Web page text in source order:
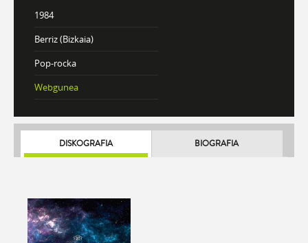
1984
Berriz (Bizkaia)
Pop-rocka
Webgunea
DISKOGRAFIA BIOGRAFIA